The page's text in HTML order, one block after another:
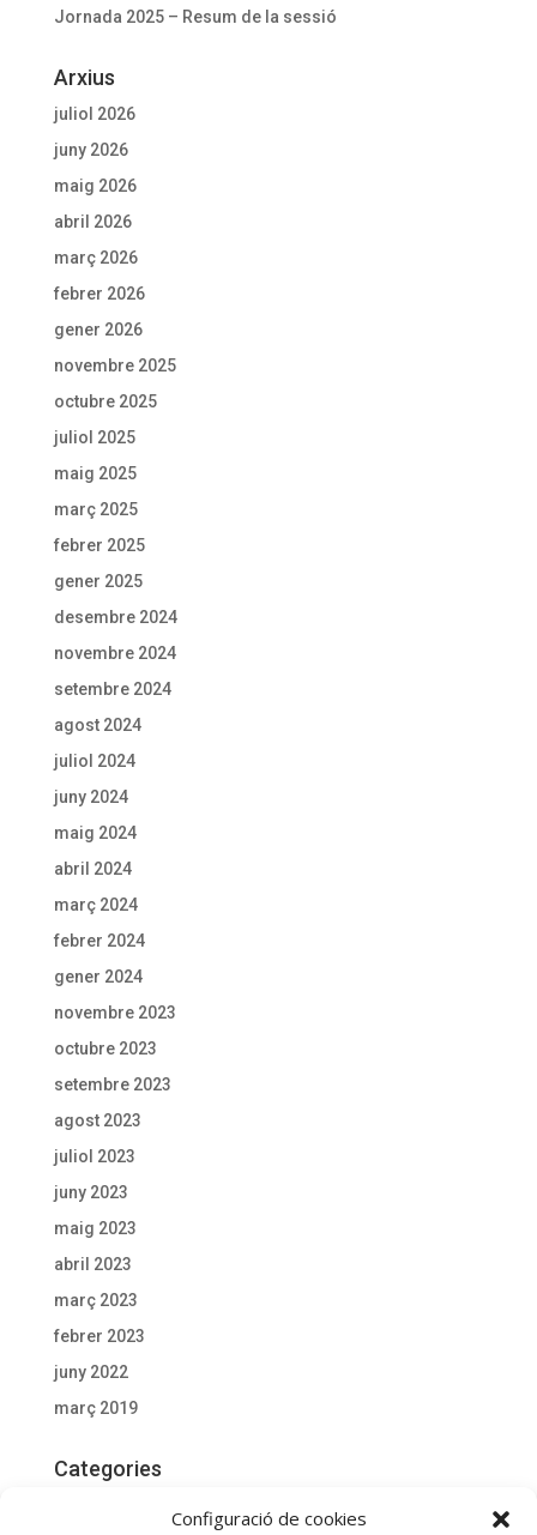
Configuració de cookies
Jornada 2025 – Resum de la sessió
Arxius
juliol 2026
juny 2026
maig 2026
abril 2026
març 2026
febrer 2026
gener 2026
novembre 2025
octubre 2025
juliol 2025
maig 2025
març 2025
febrer 2025
gener 2025
desembre 2024
novembre 2024
setembre 2024
agost 2024
juliol 2024
juny 2024
maig 2024
abril 2024
març 2024
febrer 2024
gener 2024
novembre 2023
octubre 2023
setembre 2023
agost 2023
juliol 2023
juny 2023
maig 2023
abril 2023
març 2023
febrer 2023
juny 2022
març 2019
Categories